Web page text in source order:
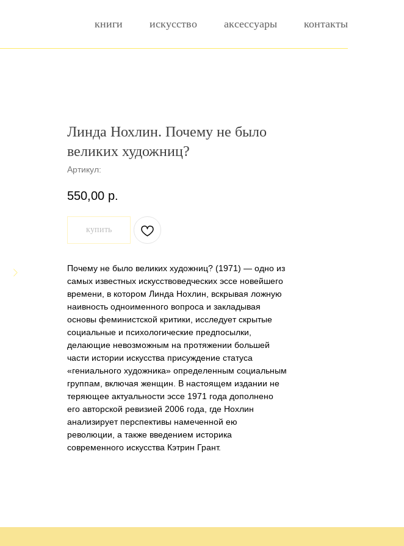
книги искусство аксессуары контакты
Линда Нохлин. Почему не было
великих художниц?
Артикул:
550,00 р.
купить
Почему не было великих художниц? (1971) — одно из
самых известных искусствоведческих эссе новейшего
времени, в котором Линда Нохлин, вскрывая ложную
наивность одноименного вопроса и закладывая
основы феминистской критики, исследует скрытые
социальные и психологические предпосылки,
делающие невозможным на протяжении большей
части истории искусства присуждение статуса
«гениального художника» определенным социальным
группам, включая женщин. В настоящем издании не
теряющее актуальности эссе 1971 года дополнено
его авторской ревизией 2006 года, где Нохлин
анализирует перспективы намеченной ею
революции, а также введением историка
современного искусства Кэтрин Грант.